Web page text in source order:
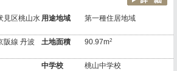
見区桃山水 用途地域 第一種住居地域
阪線 丹波
土地面積 90.97m2
中学校 桃山中学校